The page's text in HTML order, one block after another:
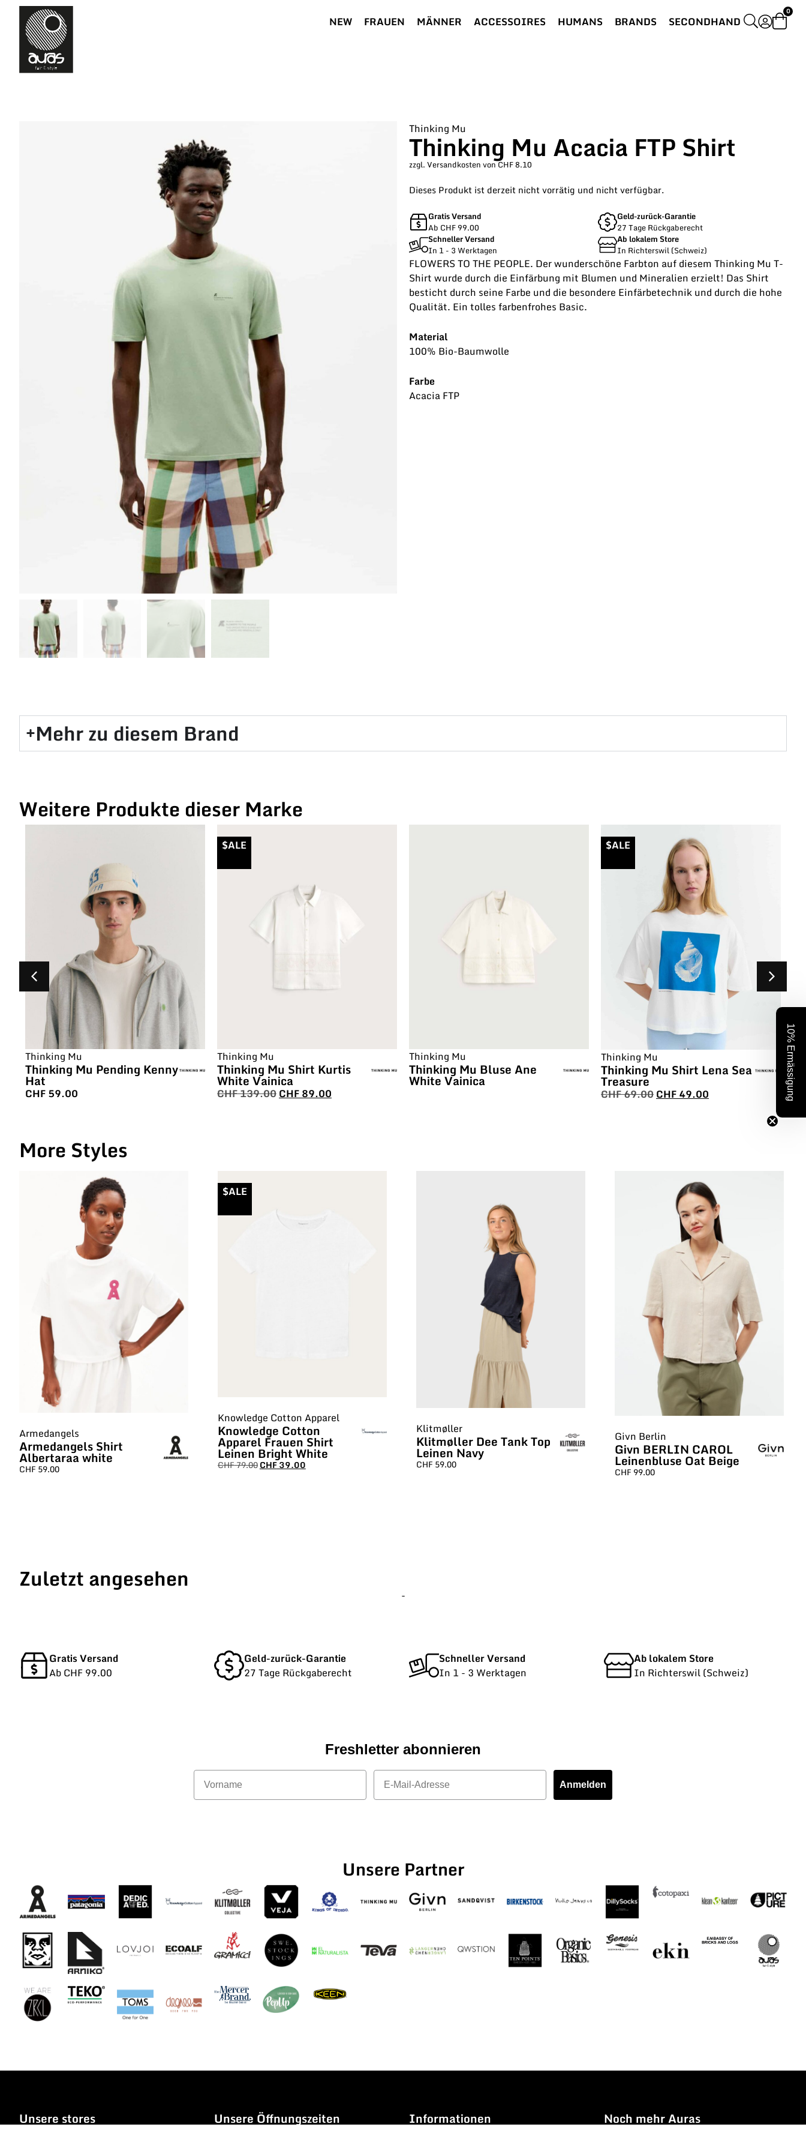
NEW FRAUEN MÄNNER ACCESSOIRES HUMANS BRANDS SECONDHAND
0
Thinking Mu
Thinking Mu Acacia FTP Shirt
zzgl. Versandkosten von CHF 8.10
Dieses Produkt ist derzeit nicht vorrätig und nicht verfügbar.
Gratis Versand
Ab CHF 99.00
Geld-zurück-Garantie
27 Tage Rückgaberecht
Schneller Versand
In 1 - 3 Werktagen
Ab lokalem Store
In Richterswil (Schweiz)
FLOWERS TO THE PEOPLE. Der wunderschöne Farbton auf diesem Thinking Mu T-
Shirt wurde durch die Einfärbung mit Blumen und Mineralien erzielt! Das Shirt
besticht durch seine Farbe und die besondere Einfärbetechnik und durch die hohe
Qualität. Ein tolles farbenfrohes Basic.
Material
100% Bio-Baumwolle
Farbe
Acacia FTP
Mehr zu diesem Brand​
Weitere Produkte dieser Marke
Thinking Mu
Thinking Mu Pending Kenny
Hat
CHF59.00
$ALE
Thinking Mu
Thinking Mu Shirt Kurtis
White Vainica
CHF139.00CHF89.00
Thinking Mu
Thinking Mu Bluse Ane
White Vainica
$ALE
Thinking Mu
Thinking Mu Shirt Lena Sea
Treasure
CHF69.00CHF49.00
More Styles
Armedangels
Armedangels Shirt
Albertaraa white
CHF 59.00
$ALE
Knowledge Cotton Apparel
Knowledge Cotton
Apparel Frauen Shirt
Leinen Bright White
CHF79.00CHF39.00
Klitmøller
Klitmøller Dee Tank Top
Leinen Navy
CHF 59.00
Givn Berlin
Givn BERLIN CAROL
Leinenbluse Oat Beige
CHF 99.00
Zuletzt angesehen
-
Gratis Versand
Ab CHF 99.00
Geld-zurück-Garantie
27 Tage Rückgaberecht
Schneller Versand
In 1 - 3 Werktagen
Ab lokalem Store
In Richterswil (Schweiz)
Freshletter abonnieren
Vorname
E-Mail
Anmelden
Unsere Partner
Unsere stores Unsere Öffnungszeiten Informationen Noch mehr Auras
10% Ermässigung